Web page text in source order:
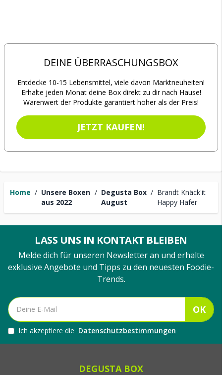
Home / Unsere Boxen
aus 2022
/ Degusta Box
August
/ Brandt Knäck'it
Happy Hafer
DEINE ÜBERRASCHUNGSBOX
Entdecke 10-15 Lebensmittel, viele davon Marktneuheiten!
Erhalte jeden Monat deine Box direkt zu dir nach Hause!
Warenwert der Produkte garantiert höher als der Preis!
JETZT KAUFEN!
LASS UNS IN KONTAKT BLEIBEN
Melde dich für unseren Newsletter an und erhalte
exklusive Angebote und Tipps zu den neuesten Foodie-
Trends.
OK
Ich akzeptiere die Datenschutzbestimmungen
DEGUSTA BOX